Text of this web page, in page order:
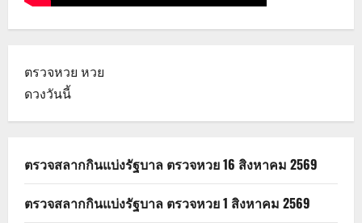
ตรวจหวย หวย
ดวงวันนี้
ตรวจสลากกินแบ่งรัฐบาล ตรวจหวย 16 สิงหาคม 2569
ตรวจสลากกินแบ่งรัฐบาล ตรวจหวย 1 สิงหาคม 2569